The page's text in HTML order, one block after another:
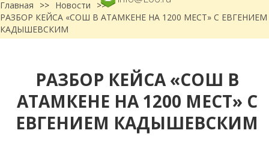
Главная
>> Новости
>>
РАЗБОР КЕЙСА «СОШ В АТАМКЕНЕ НА 1200 МЕСТ» С ЕВГЕНИЕМ
КАДЫШЕВСКИМ
РАЗБОР КЕЙСА «СОШ В
АТАМКЕНЕ НА 1200 МЕСТ» С
ЕВГЕНИЕМ КАДЫШЕВСКИМ